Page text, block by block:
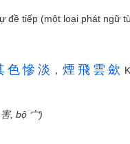
đề tiếp (một loại phát ngữ
色 慘 淡 ， 煙 飛 雲 歛
, bộ 宀)